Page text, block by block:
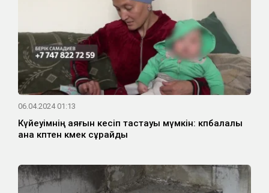
06.04.2024 01:13
Күйеуімнің аяғын кесіп тастауы мүмкін: көпбалалы
ана көптен көмек сұрайды